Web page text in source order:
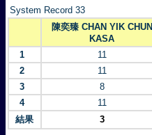
System Record 33
陳奕臻 CHAN YIK CHUN
KASA
1 11
2
11
3
8
4
11
結果
3